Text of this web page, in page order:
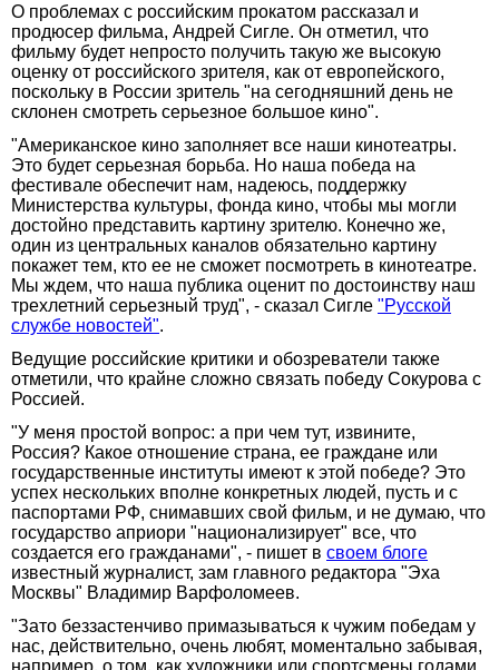
О проблемах с российским прокатом рассказал и
продюсер фильма, Андрей Сигле. Он отметил, что
фильму будет непросто получить такую же высокую
оценку от российского зрителя, как от европейского,
поскольку в России зритель "на сегодняшний день не
склонен смотреть серьезное большое кино".
"Американское кино заполняет все наши кинотеатры.
Это будет серьезная борьба. Но наша победа на
фестивале обеспечит нам, надеюсь, поддержку
Министерства культуры, фонда кино, чтобы мы могли
достойно представить картину зрителю. Конечно же,
один из центральных каналов обязательно картину
покажет тем, кто ее не сможет посмотреть в кинотеатре.
Мы ждем, что наша публика оценит по достоинству наш
трехлетний серьезный труд", - сказал Сигле "Русской
службе новостей".
Ведущие российские критики и обозреватели также
отметили, что крайне сложно связать победу Сокурова с
Россией.
"У меня простой вопрос: а при чем тут, извините,
Россия? Какое отношение страна, ее граждане или
государственные институты имеют к этой победе? Это
успех нескольких вполне конкретных людей, пусть и с
паспортами РФ, снимавших свой фильм, и не думаю, что
государство априори "национализирует" все, что
создается его гражданами", - пишет в своем блоге
известный журналист, зам главного редактора "Эха
Москвы" Владимир Варфоломеев.
"Зато беззастенчиво примазываться к чужим победам у
нас, действительно, очень любят, моментально забывая,
например, о том, как художники или спортсмены годами